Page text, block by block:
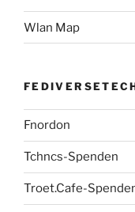
Wlan Map
Fnordon
Tchncs-Spenden
Troet.Cafe-